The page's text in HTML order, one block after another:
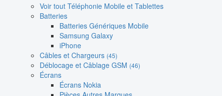
Voir tout Téléphonie Mobile et Tablettes
Batteries
Batteries Génériques Mobile
Samsung Galaxy
iPhone
Câbles et Chargeurs (45)
Déblocage et Câblage GSM (46)
Écrans
Écrans Nokia